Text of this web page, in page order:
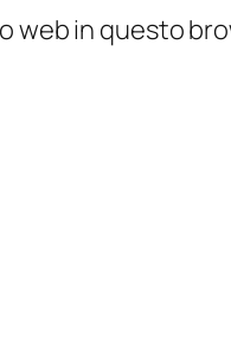
web in questo